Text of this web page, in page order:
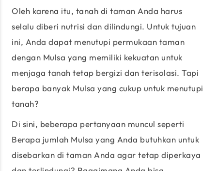
Oleh karena itu, tanah di taman Anda harus
selalu diberi nutrisi dan dilindungi. Untuk tujuan
ini, Anda dapat menutupi permukaan taman
dengan Mulsa yang memiliki kekuatan untuk
menjaga tanah tetap bergizi dan terisolasi. Tapi
berapa banyak Mulsa yang cukup untuk menutupi
tanah?
Di sini, beberapa pertanyaan muncul seperti
Berapa jumlah Mulsa yang Anda butuhkan untuk
disebarkan di taman Anda agar tetap diperkaya